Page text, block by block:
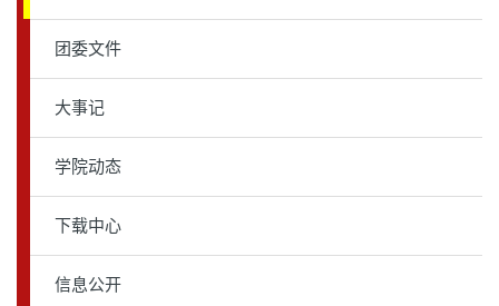
信息公开
团委文件
大事记
学院动态
下载中心
信息公开